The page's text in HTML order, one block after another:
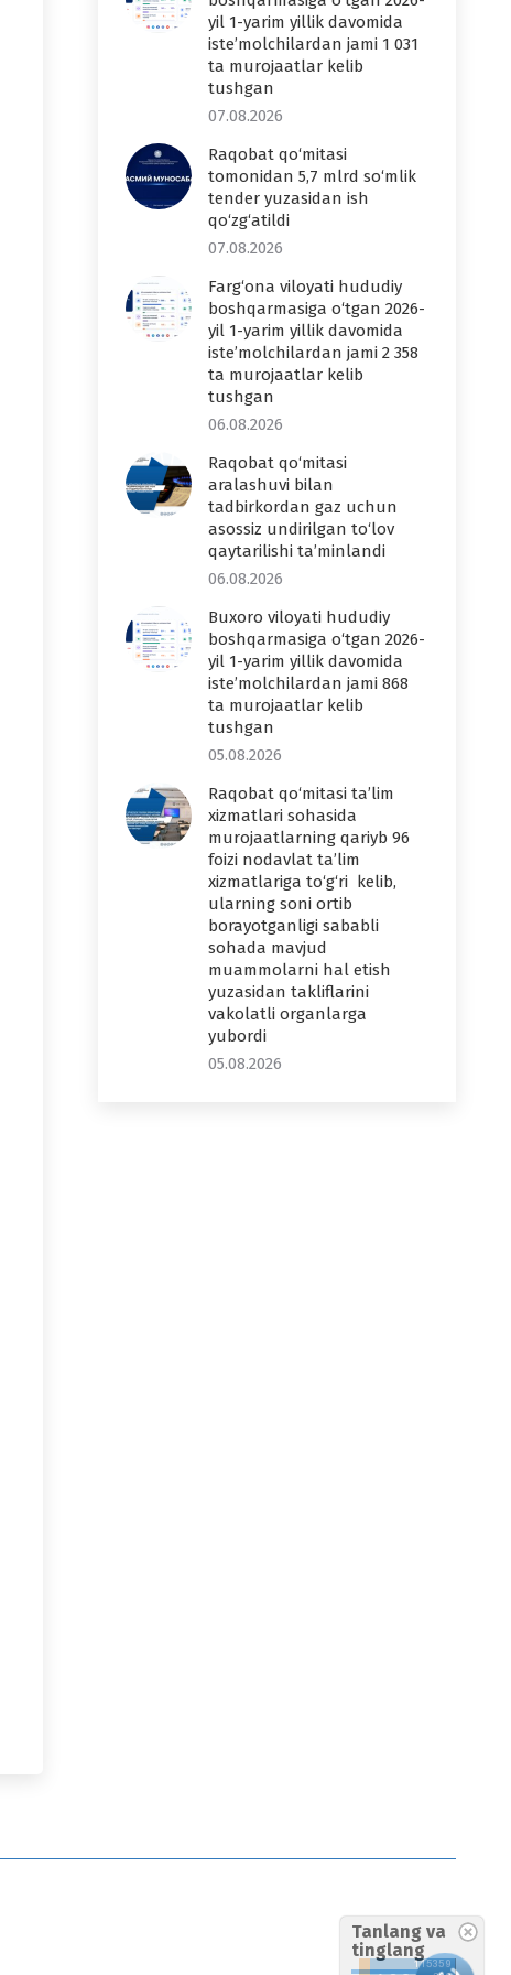
yil 1-yarim yillik davomida
iste’molchilardan jami 1 031
ta murojaatlar kelib
tushgan
07.08.2026
Raqobat qo‘mitasi
tomonidan 5,7 mlrd so‘mlik
tender yuzasidan ish
qo‘zg‘atildi
07.08.2026
Farg‘ona viloyati hududiy
boshqarmasiga o‘tgan 2026-
yil 1-yarim yillik davomida
iste’molchilardan jami 2 358
ta murojaatlar kelib
tushgan
06.08.2026
Raqobat qo‘mitasi
aralashuvi bilan
tadbirkordan gaz uchun
asossiz undirilgan to‘lov
qaytarilishi ta’minlandi
06.08.2026
Buxoro viloyati hududiy
boshqarmasiga o‘tgan 2026-
yil 1-yarim yillik davomida
iste’molchilardan jami 868
ta murojaatlar kelib
tushgan
05.08.2026
Raqobat qo‘mitasi ta’lim
xizmatlari sohasida
murojaatlarning qariyb 96
foizi nodavlat ta’lim
xizmatlariga to‘g‘ri kelib,
ularning soni ortib
borayotganligi sababli
sohada mavjud
muammolarni hal etish
yuzasidan takliflarini
vakolatli organlarga
yubordi
05.08.2026
Tanlang va
tinglang